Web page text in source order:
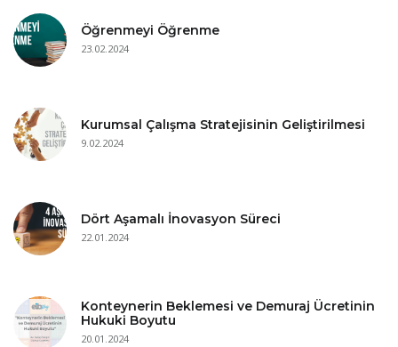
Öğrenmeyi Öğrenme
23.02.2024
Kurumsal Çalışma Stratejisinin Geliştirilmesi
9.02.2024
Dört Aşamalı İnovasyon Süreci
22.01.2024
Konteynerin Beklemesi ve Demuraj Ücretinin
Hukuki Boyutu
20.01.2024